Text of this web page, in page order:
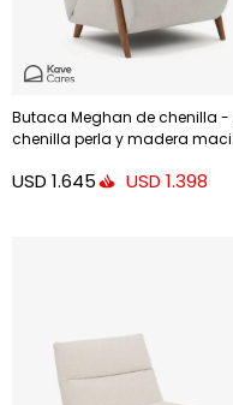
Butaca Meghan de chenilla -
chenilla perla y madera
FSC Mix Credit
USD 1.645 USD 1.398